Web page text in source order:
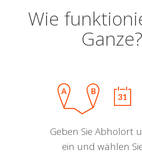
Wie
Ganze?
Geben Sie Abholort
ein und wählen